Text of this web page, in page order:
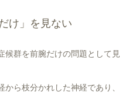
け」を見ない
候群を前腕だけの問題として見
ら枝分かれした神経であり、